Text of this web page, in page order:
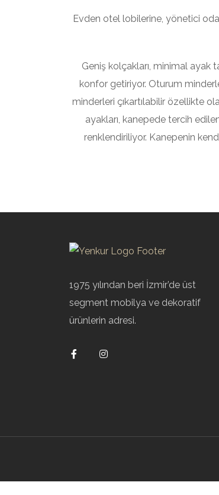
Evden otel lobilerine, yönetici
Geniş kolçakları, minimal ayak
konfor getiriyor. Oturum
minderleri çıkartılabilir özellikte
ayakları, kanepede tercih
renklendiriliyor. Kanepenin
1975 yılından beri İzmir’de üst
segment mobilya ve dekoratif
ürünlerin adresi.